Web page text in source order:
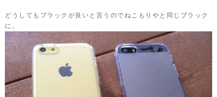
どうしてもブラックが良いと言うのでねこもりやと同じブラック
に。